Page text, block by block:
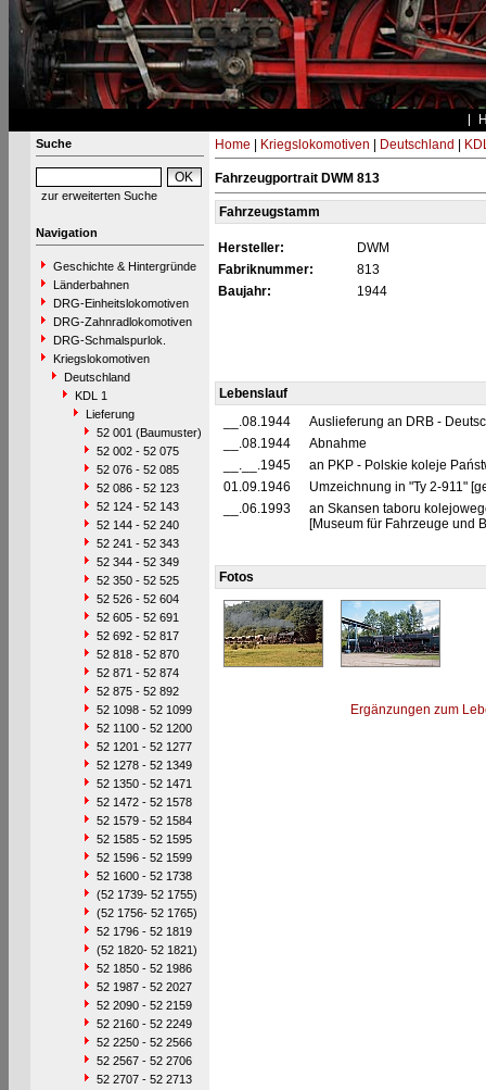
Suche
zur erweiterten Suche
Navigation
Geschichte & Hintergründe
Länderbahnen
DRG-Einheitslokomotiven
DRG-Zahnradlokomotiven
DRG-Schmalspurlok.
Kriegslokomotiven
Deutschland
KDL 1
Lieferung
52 001 (Baumuster)
52 002 - 52 075
52 076 - 52 085
52 086 - 52 123
52 124 - 52 143
52 144 - 52 240
52 241 - 52 343
52 344 - 52 349
52 350 - 52 525
52 526 - 52 604
52 605 - 52 691
52 692 - 52 817
52 818 - 52 870
52 871 - 52 874
52 875 - 52 892
52 1098 - 52 1099
52 1100 - 52 1200
52 1201 - 52 1277
52 1278 - 52 1349
52 1350 - 52 1471
52 1472 - 52 1578
52 1579 - 52 1584
52 1585 - 52 1595
52 1596 - 52 1599
52 1600 - 52 1738
(52 1739- 52 1755)
(52 1756- 52 1765)
52 1796 - 52 1819
(52 1820- 52 1821)
52 1850 - 52 1986
52 1987 - 52 2027
52 2090 - 52 2159
52 2160 - 52 2249
52 2250 - 52 2566
52 2567 - 52 2706
52 2707 - 52 2713
Home Kriegslokomotiven Deutschland
Fahrzeugportrait DWM 813
Fahrzeugstamm
Hersteller:
DWM
Fabriknummer:
813
Baujahr:
1944
Lebenslauf
__.08.1944
Auslieferung an DRB -
__.08.1944
Abnahme
__.__.1945
an PKP - Polskie koleje
01.09.1946
Umzeichnung in "Ty 2-911"
__.06.1993
an Skansen taboru
[Museum für Fahrzeuge und
Fotos
Ergänzungen zum